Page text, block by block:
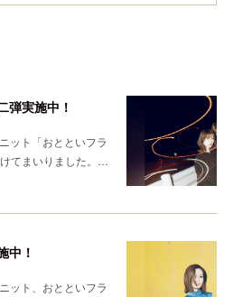
弾実施中！
ット「おとといフラ
てまいりました。…
中！
ット、おとといフラ